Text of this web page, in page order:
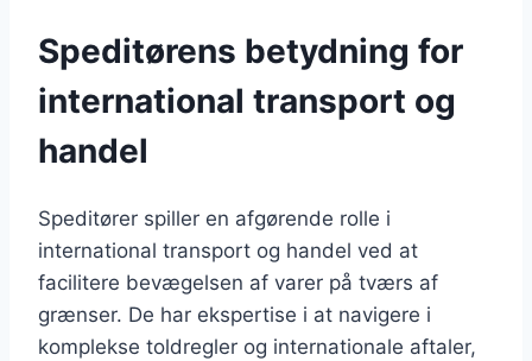
Speditørens betydning for
international transport og
handel
Speditører spiller en afgørende rolle i
international transport og handel ved at
facilitere bevægelsen af varer på tværs af
grænser. De har ekspertise i at navigere i
komplekse toldregler og internationale aftaler,